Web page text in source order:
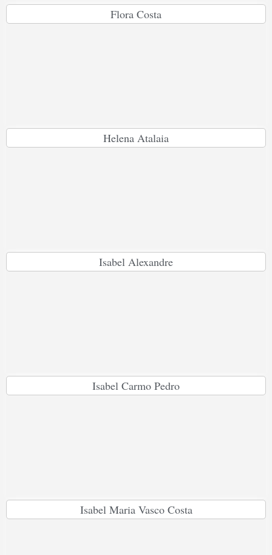
Flora Costa
Helena Atalaia
Isabel Alexandre
Isabel Carmo Pedro
Isabel Maria Vasco Costa